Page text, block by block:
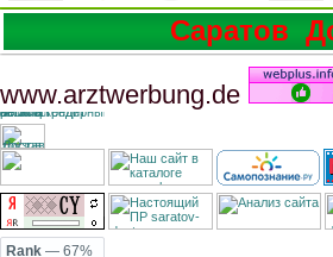
Саратов
www.arztwerbung.de
Rank — 67%